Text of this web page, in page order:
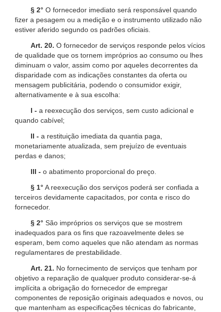
§ 2° O fornecedor imediato será responsável quando
fizer a pesagem ou a medição e o instrumento utilizado não
estiver aferido segundo os padrões oficiais.
Art. 20. O fornecedor de serviços responde pelos vícios
de qualidade que os tornem impróprios ao consumo ou lhes
diminuam o valor, assim como por aqueles decorrentes da
disparidade com as indicações constantes da oferta ou
mensagem publicitária, podendo o consumidor exigir,
alternativamente e à sua escolha:
I - a reexecução dos serviços, sem custo adicional e
quando cabível;
II - a restituição imediata da quantia paga,
monetariamente atualizada, sem prejuízo de eventuais
perdas e danos;
III - o abatimento proporcional do preço.
§ 1° A reexecução dos serviços poderá ser confiada a
terceiros devidamente capacitados, por conta e risco do
fornecedor.
§ 2° São impróprios os serviços que se mostrem
inadequados para os fins que razoavelmente deles se
esperam, bem como aqueles que não atendam as normas
regulamentares de prestabilidade.
Art. 21. No fornecimento de serviços que tenham por
objetivo a reparação de qualquer produto considerar-se-á
implícita a obrigação do fornecedor de empregar
componentes de reposição originais adequados e novos, ou
que mantenham as especificações técnicas do fabricante,